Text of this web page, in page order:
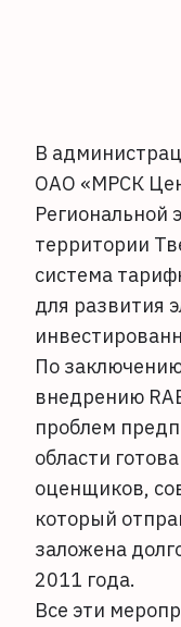
В
ОАО «МРСК
Региональной
территории
система
для развития
По
внедрению
проблем
области
оценщиков,
который
заложена
2011 года.
Все эти